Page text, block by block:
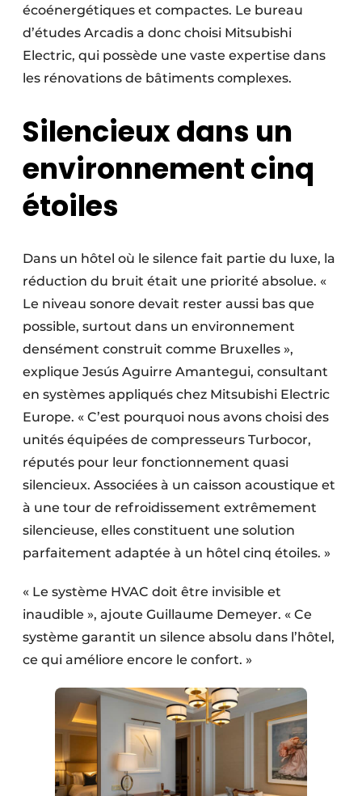
écoénergétiques et compactes. Le bureau
d’études Arcadis a donc choisi Mitsubishi
Electric, qui possède une vaste expertise dans
les rénovations de bâtiments complexes.
Silencieux dans un
environnement cinq
étoiles
Dans un hôtel où le silence fait partie du luxe, la
réduction du bruit était une priorité absolue. «
Le niveau sonore devait rester aussi bas que
possible, surtout dans un environnement
densément construit comme Bruxelles »,
explique Jesús Aguirre Amantegui, consultant
en systèmes appliqués chez Mitsubishi Electric
Europe. « C’est pourquoi nous avons choisi des
unités équipées de compresseurs Turbocor,
réputés pour leur fonctionnement quasi
silencieux. Associées à un caisson acoustique et
à une tour de refroidissement extrêmement
silencieuse, elles constituent une solution
parfaitement adaptée à un hôtel cinq étoiles. »
« Le système HVAC doit être invisible et
inaudible », ajoute Guillaume Demeyer. « Ce
système garantit un silence absolu dans l’hôtel,
ce qui améliore encore le confort. »